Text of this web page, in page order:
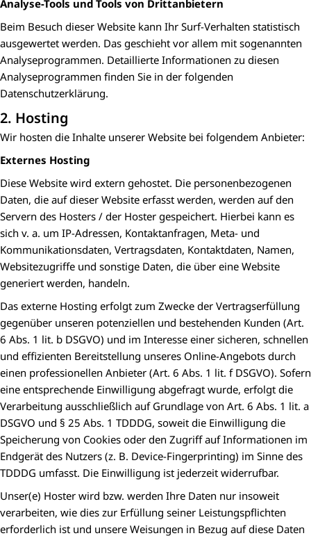
Analyse-Tools und Tools von Drittanbietern
Beim Besuch dieser Website kann Ihr Surf-Verhalten statistisch
ausgewertet werden. Das geschieht vor allem mit sogenannten
Analyseprogrammen. Detaillierte Informationen zu diesen
Analyseprogrammen finden Sie in der folgenden
Datenschutzerklärung.
2. Hosting
Wir hosten die Inhalte unserer Website bei folgendem Anbieter:
Externes Hosting
Diese Website wird extern gehostet. Die personenbezogenen
Daten, die auf dieser Website erfasst werden, werden auf den
Servern des Hosters / der Hoster gespeichert. Hierbei kann es
sich v. a. um IP-Adressen, Kontaktanfragen, Meta- und
Kommunikationsdaten, Vertragsdaten, Kontaktdaten, Namen,
Websitezugriffe und sonstige Daten, die über eine Website
generiert werden, handeln.
Das externe Hosting erfolgt zum Zwecke der Vertragserfüllung
gegenüber unseren potenziellen und bestehenden Kunden (Art.
6 Abs. 1 lit. b DSGVO) und im Interesse einer sicheren, schnellen
und effizienten Bereitstellung unseres Online-Angebots durch
einen professionellen Anbieter (Art. 6 Abs. 1 lit. f DSGVO). Sofern
eine entsprechende Einwilligung abgefragt wurde, erfolgt die
Verarbeitung ausschließlich auf Grundlage von Art. 6 Abs. 1 lit. a
DSGVO und § 25 Abs. 1 TDDDG, soweit die Einwilligung die
Speicherung von Cookies oder den Zugriff auf Informationen im
Endgerät des Nutzers (z. B. Device-Fingerprinting) im Sinne des
TDDDG umfasst. Die Einwilligung ist jederzeit widerrufbar.
Unser(e) Hoster wird bzw. werden Ihre Daten nur insoweit
verarbeiten, wie dies zur Erfüllung seiner Leistungspflichten
erforderlich ist und unsere Weisungen in Bezug auf diese Daten